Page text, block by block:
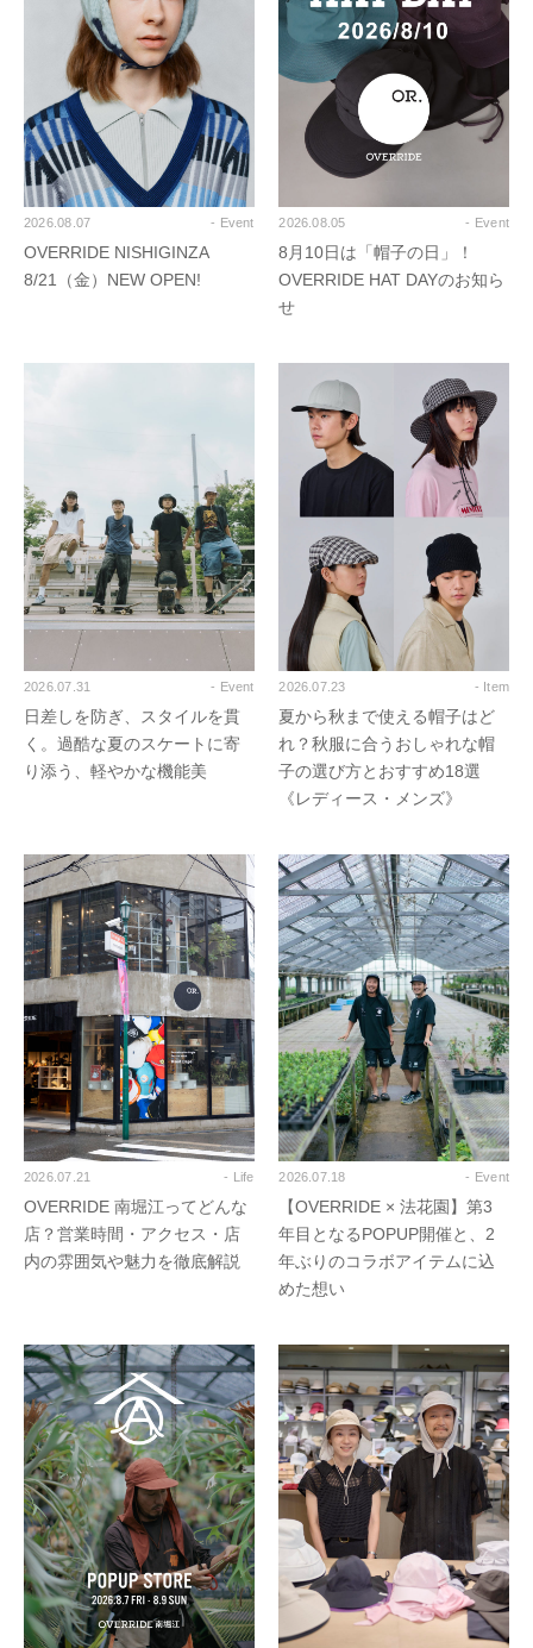
2026.08.07 - Event
OVERRIDE NISHIGINZA
8/21（金）NEW OPEN!
2026.08.05 - Event
8月10日は「帽子の日」！
OVERRIDE HAT DAYのお知ら
せ
2026.07.31 - Event
日差しを防ぎ、スタイルを貫
く。過酷な夏のスケートに寄
り添う、軽やかな機能美
2026.07.23 - Item
夏から秋まで使える帽子はど
れ？秋服に合うおしゃれな帽
子の選び方とおすすめ18選
《レディース・メンズ》
2026.07.21 - Life
OVERRIDE 南堀江ってどんな
店？営業時間・アクセス・店
内の雰囲気や魅力を徹底解説
2026.07.18 - Event
【OVERRIDE × 法花園】第3
年目となるPOPUP開催と、2
年ぶりのコラボアイテムに込
めた想い